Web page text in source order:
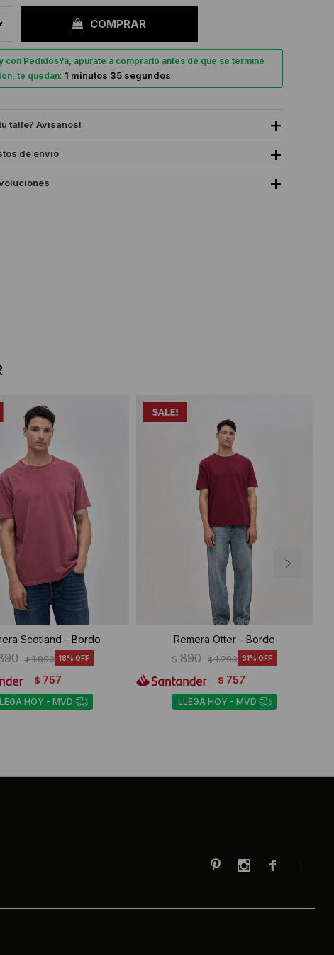
COMPRAR
con PedidosYa, apurate a comprarlo antes de que se termine
te quedan: 1 minutos 35 segundos
talle? Avisanos!
de envío
Scotland - Bordo
$ 1.090 18
$ 757
HOY - MVD
Remera Otter - Bordo
$ 890 $ 1.290 31
$ 757
LLEGA HOY - MVD

 